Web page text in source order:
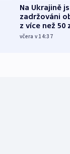
Na Ukrajině
zadržováni
z více než 50
Bojovali na
včera v 14:37